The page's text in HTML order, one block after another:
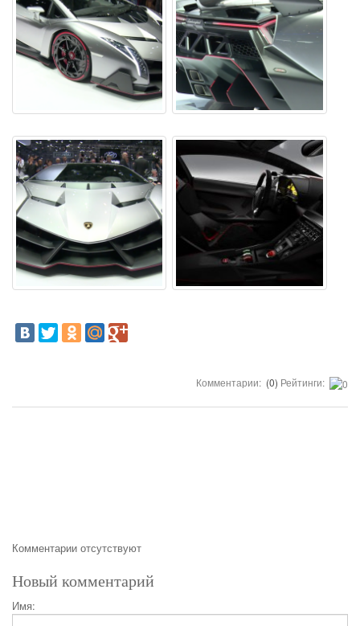
Комментарии: (0) Рейтинги:
Комментарии отсутствуют
Новый комментарий
Имя: